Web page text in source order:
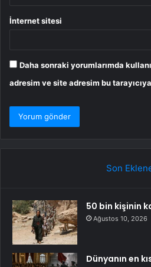
İnternet sitesi
Daha sonraki yorumlarımda
adresim ve site adresim bu
Son
50 bin kişinin
Ağustos 10, 2026
Dünyanın en